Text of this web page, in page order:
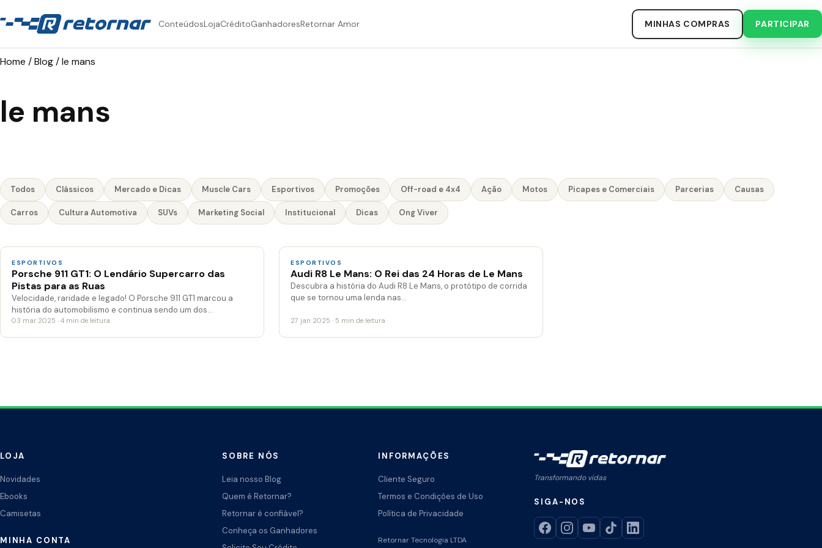
ConteúdosLojaCréditoGanhadoresRetornar Amor MINHAS COMPRAS PARTICIPAR
Home /Blog/le mans
le mans
Todos Clássicos Mercado e Dicas Muscle Cars Esportivos Promoções Off-road e 4x4 Ação Motos Picapes e Comerciais Parcerias Causas
Carros Cultura Automotiva SUVs Marketing Social Institucional Dicas Ong Viver
ESPORTIVOS
Porsche 911 GT1: O Lendário Supercarro das
Pistas para as Ruas
Velocidade, raridade e legado! O Porsche 911 GT1 marcou a
história do automobilismo e continua sendo um dos…
03 mar 2025 · 4 min de leitura
ESPORTIVOS
Audi R8 Le Mans: O Rei das 24 Horas de Le Mans
Descubra a história do Audi R8 Le Mans, o protótipo de corrida
que se tornou uma lenda nas…
27 jan 2025 · 5 min de leitura
LOJA
Novidades
Ebooks
Camisetas
MINHA CONTA
SOBRE NÓS
Leia nosso Blog
Quem é Retornar?
Retornar é confiável?
Conheça os Ganhadores
INFORMAÇÕES
Cliente Seguro
Termos e Condições de Uso
Política de Privacidade
Retornar Tecnologia LTDA
Transformando vidas
SIGA-NOS